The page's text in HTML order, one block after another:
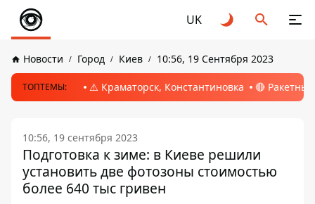
UK
Новости Город Киев 10:56, 19 Сентября 2023
ТОПТЕМЫ: ⚠️ Краматорск, Константиновка 🔴
10:56, 19 сентября 2023
Подготовка к зиме: в Киеве решили
установить две фотозоны стоимостью
более 640 тыс гривен